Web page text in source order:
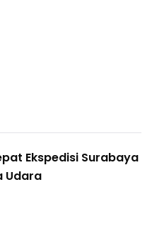
Ekspedisi Surabaya
Udara